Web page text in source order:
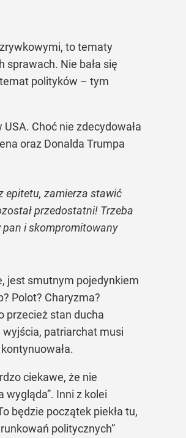
to tematy
sprawach. Nie bała się
polityków – tym
Choć nie zdecydowała
oraz Donalda Trumpa
epitetu, zamierza stawić
przedostatni! Trzeba
pan i skompromitowany
jest smutnym pojedynkiem
Polot? Charyzma?
przecież stan ducha
wyjścia, patriarchat musi
ciekawe, że nie
Inni z kolei
będzie początek piekła tu,
politycznych”